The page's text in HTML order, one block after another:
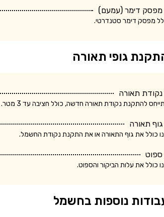
דימר (עמעם)
מפסק דימר סטנדרטי.
גופי תאורה
תאורה
להתקנת נקודת תאורה חדשה, כולל חציבה עד 3 מטר.
תאורה
כולל את גוף התאורה או את התקנת נקודת החשמל.
כולל את עלות הביקור והספוט.
נוספות בחשמל